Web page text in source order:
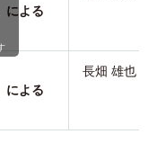
による
による
長畑 雄也